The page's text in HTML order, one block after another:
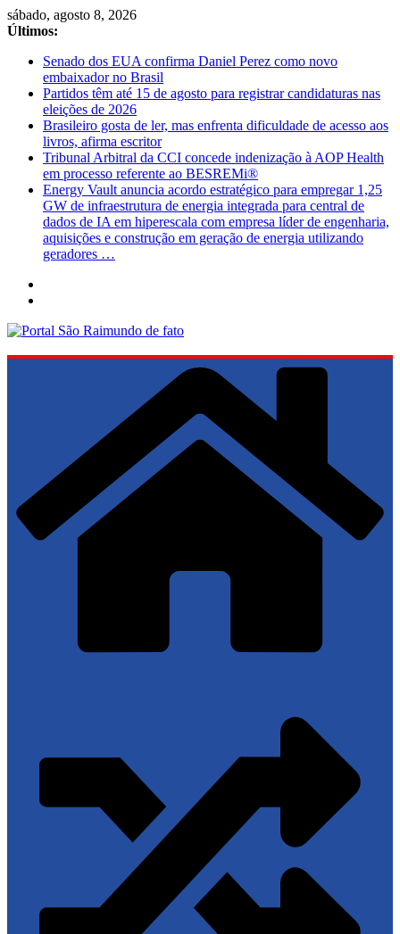
Pular
para
conteúdo
sábado, agosto 8, 2026
Últimos:
Senado dos EUA confirma Daniel Perez como novo
embaixador no Brasil
Partidos têm até 15 de agosto para registrar candidaturas nas
eleições de 2026
Brasileiro gosta de ler, mas enfrenta dificuldade de acesso aos
livros, afirma escritor
Tribunal Arbitral da CCI concede indenização à AOP Health
em processo referente ao BESREMi®
Energy Vault anuncia acordo estratégico para empregar 1,25
GW de infraestrutura de energia integrada para central de
dados de IA em hiperescala com empresa líder de engenharia,
aquisições e construção em geração de energia utilizando
geradores …